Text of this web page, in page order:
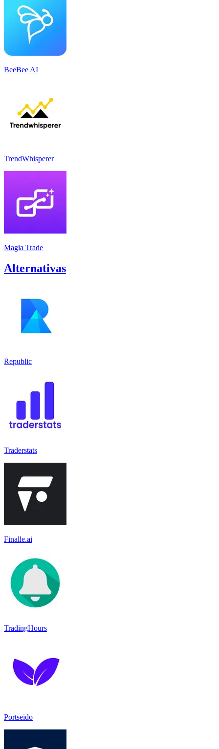
BeeBee AI
TrendWhisperer
Magia Trade
Alternativas
Republic
Traderstats
Finalle.ai
TradingHours
Portseido